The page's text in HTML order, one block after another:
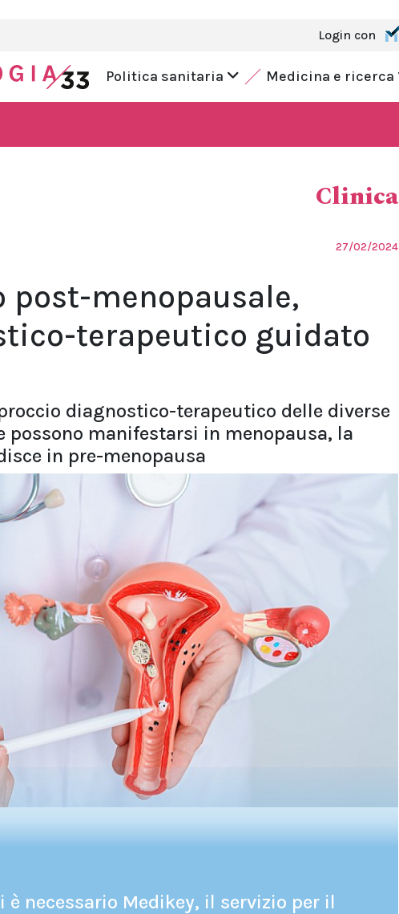
Login con
Politica sanitaria Medicina e ricerca
Clinica
27/02/2024
post-menopausale,
terapeutico guidato
diagnostico-terapeutico delle diverse
possono manifestarsi in menopausa, la
in pre-menopausa
necessario Medikey, il servizio per il